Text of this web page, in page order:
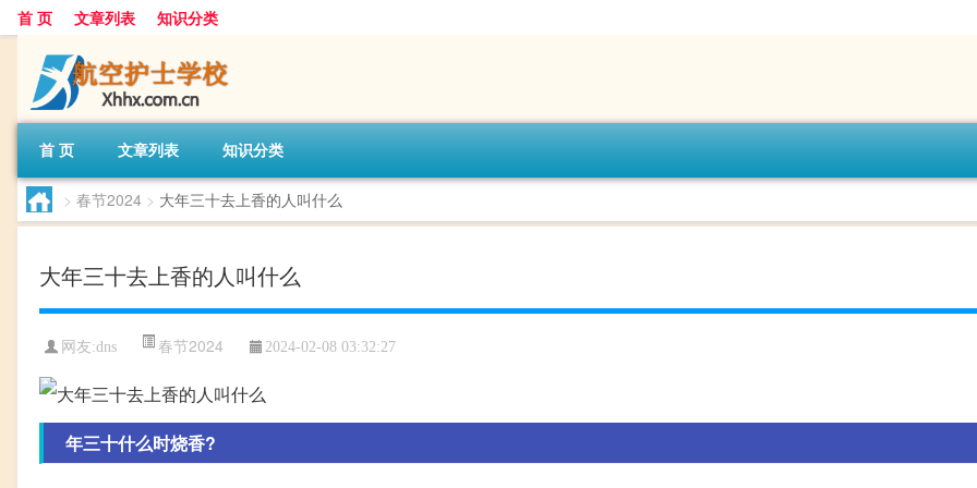
首 页 文章列表 知识分类
首 页 文章列表 知识分类
> 春节2024 > 大年三十去上香的人叫什么
大年三十去上香的人叫什么
网友:dns 春节2024 2024-02-08 03:32:27
年三十什么时烧香?